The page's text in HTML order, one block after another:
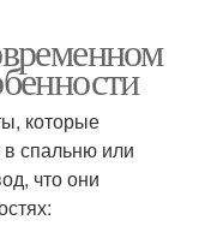
которые
спальню или
что они